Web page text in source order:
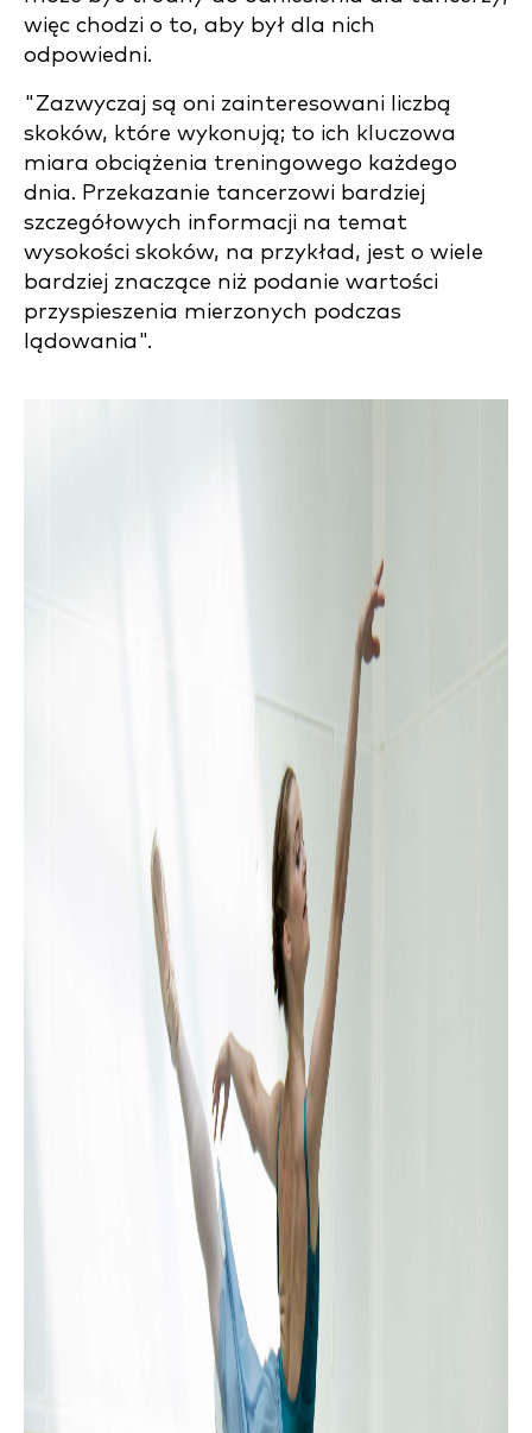
więc chodzi o to, aby był dla nich
odpowiedni.
"Zazwyczaj są oni zainteresowani liczbą
skoków, które wykonują; to ich kluczowa
miara obciążenia treningowego każdego
dnia. Przekazanie tancerzowi bardziej
szczegółowych informacji na temat
wysokości skoków, na przykład, jest o wiele
bardziej znaczące niż podanie wartości
przyspieszenia mierzonych podczas
lądowania".